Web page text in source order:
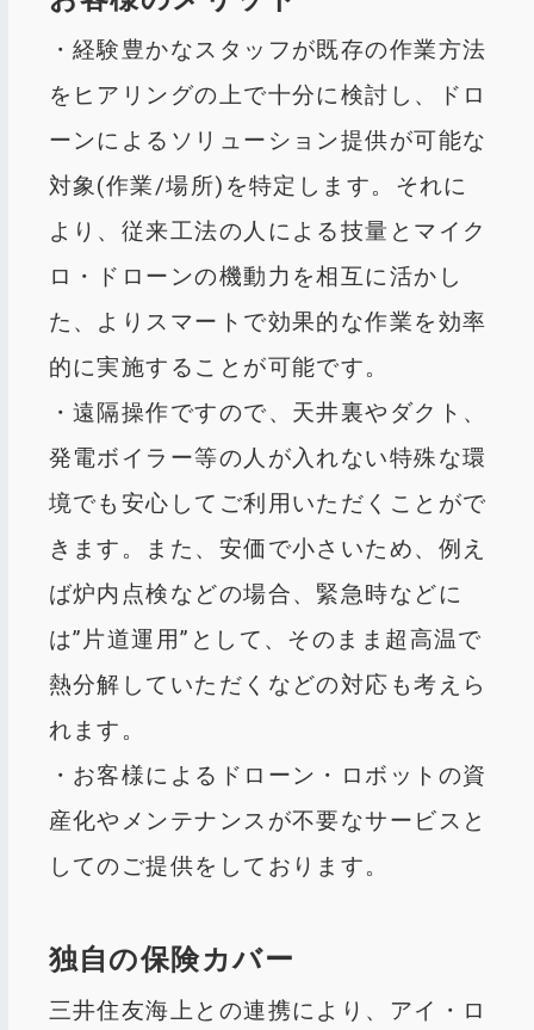
・経験豊かなスタッフが既存の作業方法
をヒアリングの上で十分に検討し、ドロ
ーンによるソリューション提供が可能な
対象(作業/場所)を特定します。それに
より、従来工法の人による技量とマイク
ロ・ドローンの機動力を相互に活かし
た、よりスマートで効果的な作業を効率
的に実施することが可能です。
・遠隔操作ですので、天井裏やダクト、
発電ボイラー等の人が入れない特殊な環
境でも安心してご利用いただくことがで
きます。また、安価で小さいため、例え
ば炉内点検などの場合、緊急時などに
は”片道運用”として、そのまま超高温で
熱分解していただくなどの対応も考えら
れます。
・お客様によるドローン・ロボットの資
産化やメンテナンスが不要なサービスと
してのご提供をしております。
独自の保険カバー
三井住友海上との連携により、アイ・ロ